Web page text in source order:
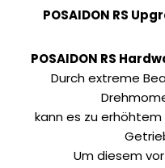
POSAIDON RS
POSAIDON RS
Durch extreme
kann es zu
Um diesem